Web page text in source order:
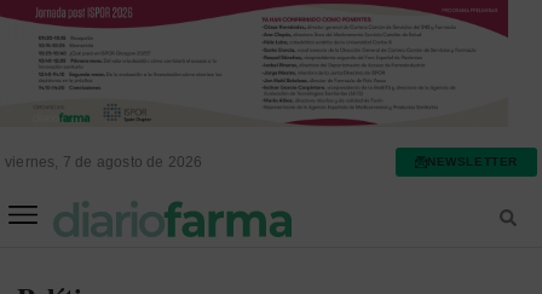
viernes, 7 de agosto de 2026 NEWSLETTER